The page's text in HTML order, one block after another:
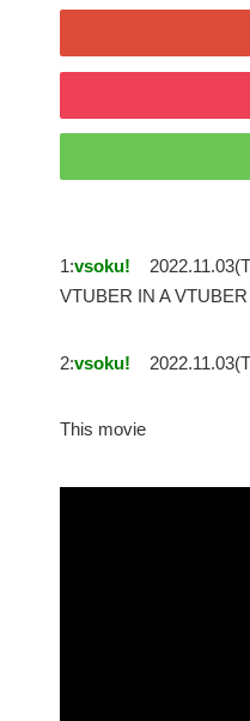
1:vsoku!
VTUBER IN A
2:vsoku!
This movie